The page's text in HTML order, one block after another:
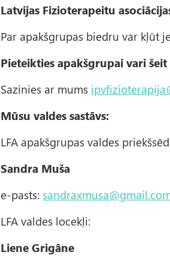
Latvijas Fizioterapeitu
Par apakšgrupas biedru var kļūt
Pieteikties apakšgrupai vari šeit
Sazinies ar mums
Mūsu valdes sastāvs:
LFA apakšgrupas valdes
Sandra Muša
e-pasts:
LFA valdes locekļi:
Liene Grigāne